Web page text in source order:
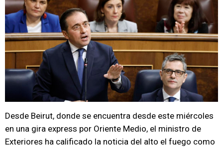
Desde Beirut, donde se encuentra desde este miércoles
en una gira express por Oriente Medio, el ministro de
Exteriores ha calificado la noticia del alto el fuego como